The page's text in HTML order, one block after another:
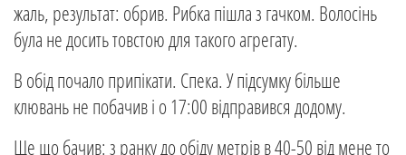
жаль, результат: обрив. Рибка пішла з гачком. Волосінь
була не досить товстою для такого агрегату.
В обід почало припікати. Спека. У підсумку більше
клювань не побачив і о 17:00 відправився додому.
Ще що бачив: з ранку до обіду метрів в 40-50 від мене то